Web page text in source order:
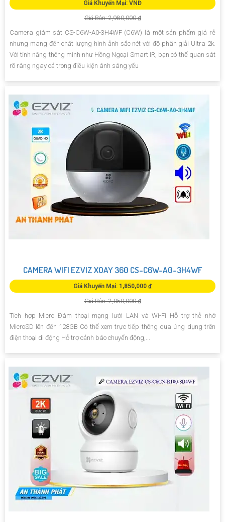
Giá Khuyến Mại: VNĐ
Giá Bán: 2,980,000 ₫
Camera giám sát CS-C6W-A0-3H4WF (C6W) là một sản phẩm giá rẻ
nhưng mang đến chất lượng hình ảnh sắc nét với độ phân giải Ultra 2k.
Với tính năng thông minh như Hồng Ngoại Smart IR, bạn có thể quan sát
rõ ràng ngay cả trong điều kiện ánh sáng yếu
CAMERA WIFI EZVIZ XOAY 360 CS-C6W-A0-3H4WF
Giá Khuyến Mại: 1,850,000 ₫
Giá Bán: 2,050,000 ₫
Tích hợp Micro Đàm thoại mạng lưới LAN và Wi-Fi Hỗ trợ thẻ nhớ
MicroSD lên đến 128GB Có thể xem trực tiếp thông qua ứng dụng trên
điện thoại di động Hỗ trợ cảnh báo chuyển động,...